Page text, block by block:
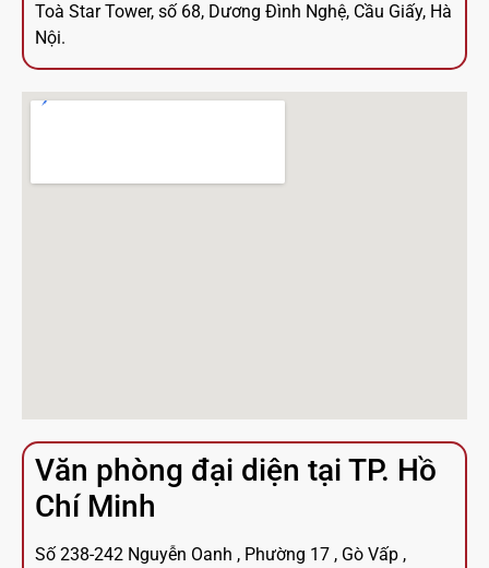
Toà Star Tower, số 68, Dương Đình Nghệ, Cầu Giấy, Hà
Nội.
Văn phòng đại diện tại TP. Hồ
Chí Minh
Số 238-242 Nguyễn Oanh , Phường 17 , Gò Vấp ,